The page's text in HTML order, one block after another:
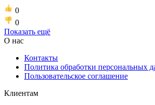
0
0
Показать ещё
О нас
Контакты
Политика обработки персональных
Пользовательское соглашение
Клиентам